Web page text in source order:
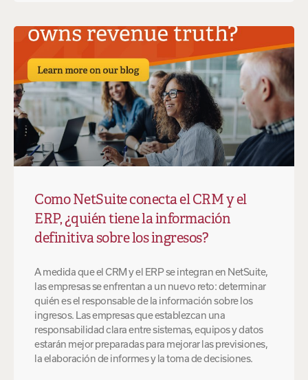
Como NetSuite conecta el CRM y el
ERP, ¿quién tiene la información
definitiva sobre los ingresos?
A medida que el CRM y el ERP se integran en NetSuite,
las empresas se enfrentan a un nuevo reto: determinar
quién es el responsable de la información sobre los
ingresos. Las empresas que establezcan una
responsabilidad clara entre sistemas, equipos y datos
estarán mejor preparadas para mejorar las previsiones,
la elaboración de informes y la toma de decisiones.